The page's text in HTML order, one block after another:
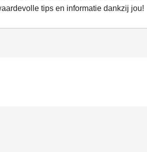
tips en informatie dankzij jou!